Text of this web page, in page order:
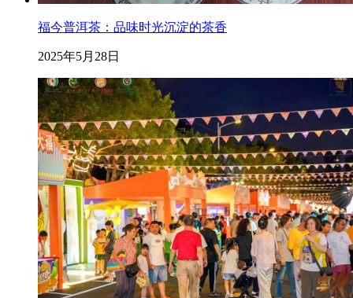
福今普洱茶：品味时光沉淀的茶香
2025年5月28日